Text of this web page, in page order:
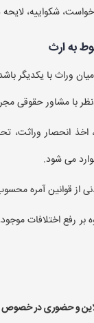
شکواییه، لایحه
به ارث
وراث با
با مشاور حقوقی
انحصار وراثت،
می شود.
از قوانین آمره
بر رفع اختلافات
ارث و تقسیم ارث با شماره